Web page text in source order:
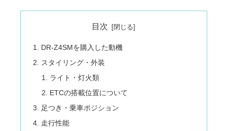
目次
DR-Z4SMを購入した動機
スタイリング・外装
ライト・灯火類
ETCの搭載位置について
足つき・乗車ポジション
走行性能